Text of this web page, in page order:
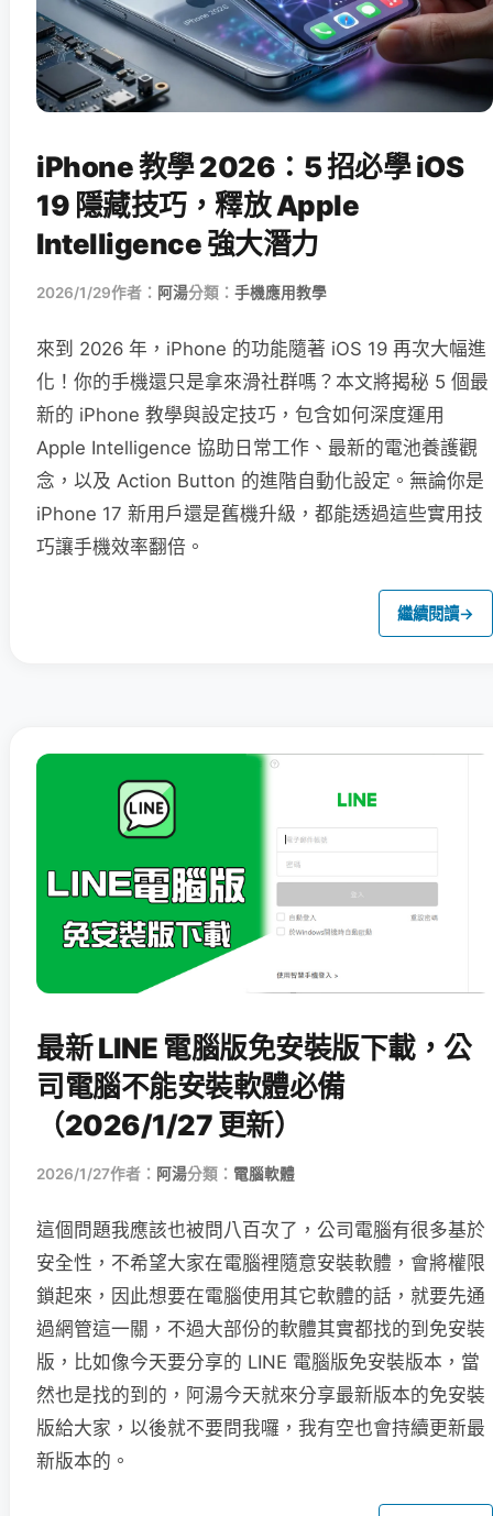
iPhone 教學 2026：5 招必學 iOS
19 隱藏技巧，釋放 Apple
Intelligence 強大潛力
2026/1/29作者： 阿湯分類： 手機應用教學
來到 2026 年，iPhone 的功能隨著 iOS 19 再次大幅進
化！你的手機還只是拿來滑社群嗎？本文將揭秘 5 個最
新的 iPhone 教學與設定技巧，包含如何深度運用
Apple Intelligence 協助日常工作、最新的電池養護觀
念，以及 Action Button 的進階自動化設定。無論你是
iPhone 17 新用戶還是舊機升級，都能透過這些實用技
巧讓手機效率翻倍。
繼續閱讀→
最新 LINE 電腦版免安裝版下載，公
司電腦不能安裝軟體必備
（2026/1/27 更新）
2026/1/27作者： 阿湯分類： 電腦軟體
這個問題我應該也被問八百次了，公司電腦有很多基於
安全性，不希望大家在電腦裡隨意安裝軟體，會將權限
鎖起來，因此想要在電腦使用其它軟體的話，就要先通
過網管這一關，不過大部份的軟體其實都找的到免安裝
版，比如像今天要分享的 LINE 電腦版免安裝版本，當
然也是找的到的，阿湯今天就來分享最新版本的免安裝
版給大家，以後就不要問我囉，我有空也會持續更新最
新版本的。